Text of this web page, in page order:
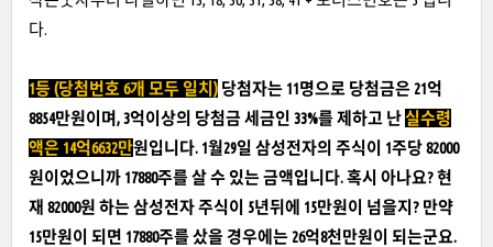
다.
1등 (당첨번호 6개 모두 일치) 당첨자는 11명으로 당첨금은 21억
8854만원이며, 3억이상의 당첨금 세금인 33%를 제하고 난실수령
액은 14억6632만원입니다. 1월29일 삼성전자의 주식이 1주당 82000
원이었으니까 17880주를 살 수 있는 금액입니다. 혹시 아나요? 현
재 82000원 하는 삼성전자 주식이 5년뒤에 15만원이 넘을지? 만약
15만원이 되면 17880주를 샀을 경우에는 26억8천만원이 되는군요.